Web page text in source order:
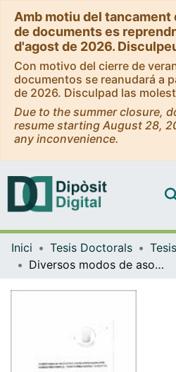
Amb motiu del
de documents es
d'agost de 2026.
Con motivo del cierre de
documentos se reanudará a
de 2026. Disculpad las
Due to the summer closure,
resume starting August 28,
any inconvenience.
Inici Tesis Doctorals
Diversos modos de asociación en las soluciones sólidas entre diácidos pares normales: estudio cristalográfico y genético